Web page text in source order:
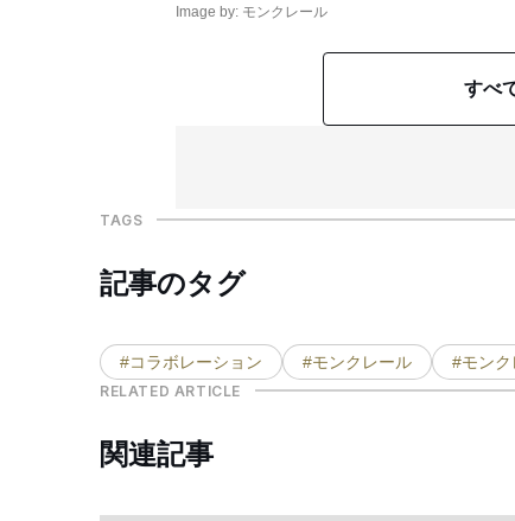
Image by: モンクレール
すべ
TAGS
記事のタグ
#コラボレーション #モンクレール #モンク
RELATED ARTICLE
関連記事